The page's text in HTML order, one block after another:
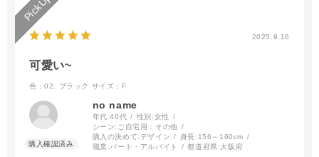
2025.9.16
可愛い~
色：02. ブラック サイズ：F
no name
年代:40代 性別:女性
シーン: ご自宅用：その他
購入の決めて: デザイン 身長: 156～160cm
職業:パート・アルバイト 都道府県:大阪府